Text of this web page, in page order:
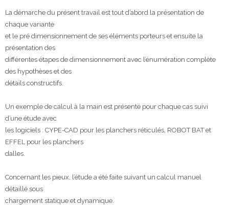
La démarche du présent travail est tout d’abord la présentation de
chaque variante
et le pré dimensionnement de ses éléments porteurs et ensuite la
présentation des
différentes étapes de dimensionnement avec l’énumération complète
des hypothèses et des
détails constructifs.
Un exemple de calcul à la main est présenté pour chaque cas suivi
d’une étude avec
les logiciels : CYPE-CAD pour les planchers réticulés, ROBOT BAT et
EFFEL pour les planchers
dalles.
Concernant les pieux, l’étude a été faite suivant un calcul manuel
détaillé sous
chargement statique et dynamique.